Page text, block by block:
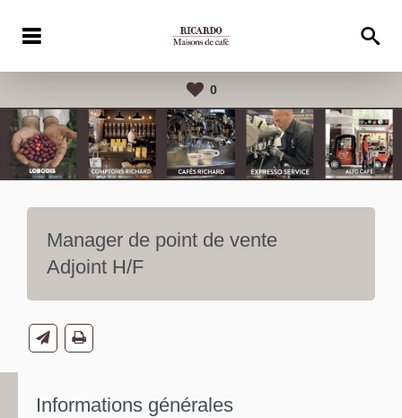
0
Manager de point de vente
Adjoint H/F
Informations générales